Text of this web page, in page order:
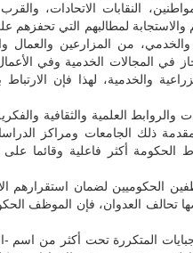
النقابات الاتحادات،
والاستجابة لمطالبهم التي تحفزهم
والخدمي، من المزارعين والعمال
في المجالات الخدمية وفي
والخدمية، لهذا فإن
العلمية والثقافية
ذلك الجامعات ومراكز
الحكومة أكثر فاعلية وقائما
الحكوميين لضمان استقرارهم
تحالف العدوان، فإن الموظف
المتكررة تحت أكثر من اسم